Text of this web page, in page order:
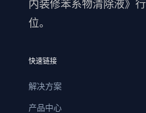
内装修苯系物清除液》
位。
快速链接
解决方案
产品中心